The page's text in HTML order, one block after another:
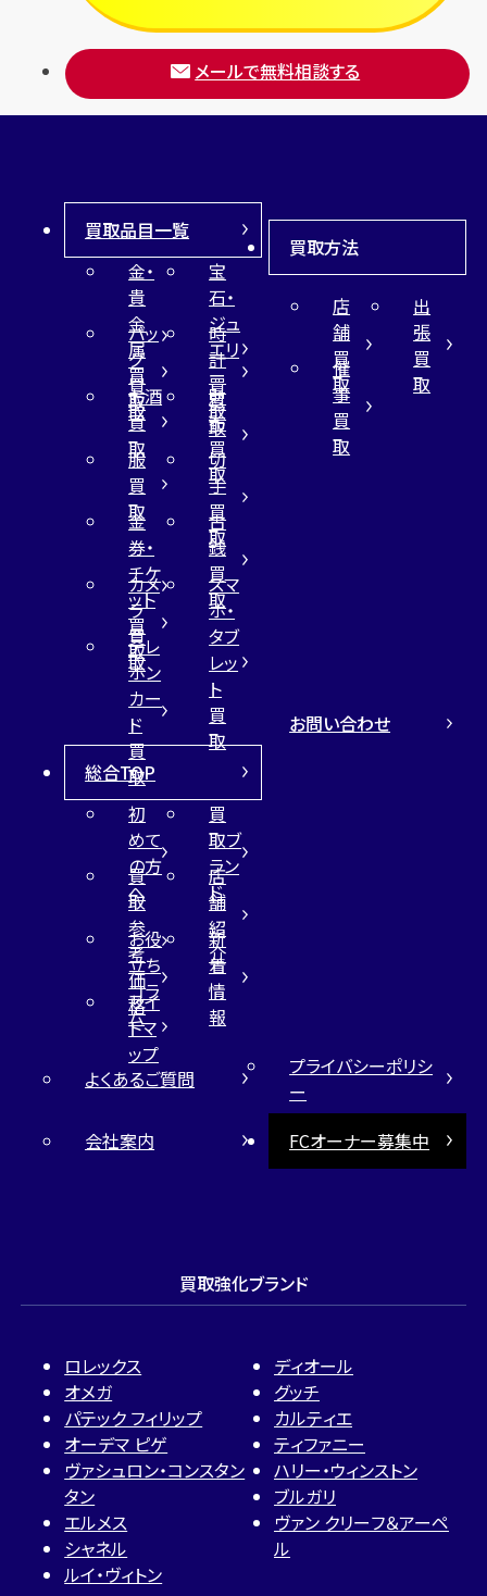
ブレゲ
メールで無料相談する
買取品目一覧
金・
貴
金
属
買
取
宝
石・
ジュ
エリ
ー
買
取
バッ
グ
買
取
時
計
買
取
お酒
買
取
財
布
買
取
服
買
取
切
手
買
取
金
券・
チケ
ット
買
取
古
銭
買
取
カメ
ラ
買
取
スマ
ホ・
タブ
レッ
ト
買
取
テレ
ホン
カー
ド
買
取
買取方法
店
舗
買
取
出
張
買
取
催
事
買
取
総合TOP
初
めて
の方
へ
買
取ブ
ラン
ド
買
取
参
考
価
格
店
舗
紹
介
お役
立ち
コラ
ム
新
着
情
報
サイ
トマ
ップ
お問い合わせ
よくあるご質問
プライバシーポリシ
ー
会社案内
FCオーナー募集中
買取強化ブランド
ロレックス
オメガ
パテック フィリップ
オーデマ ピゲ
ヴァシュロン・コンスタン
タン
エルメス
シャネル
ルイ・ヴィトン
ディオール
グッチ
カルティエ
ティファニー
ハリー・ウィンストン
ブルガリ
ヴァン クリーフ＆アーペ
ル